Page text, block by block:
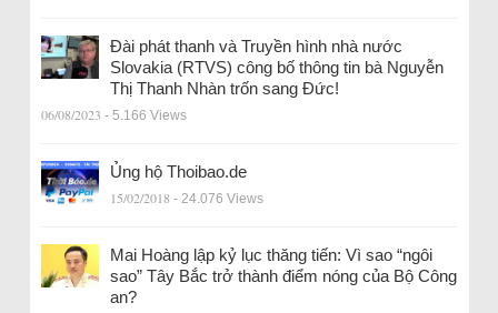
Đài phát thanh và Truyền hình nhà nước
Slovakia (RTVS) công bố thông tin bà Nguyễn
Thị Thanh Nhàn trốn sang Đức!
06/08/2023 - 5.166 Views
Ủng hộ Thoibao.de
15/02/2018 - 24.076 Views
Mai Hoàng lập kỷ lục thăng tiến: Vì sao “ngôi
sao” Tây Bắc trở thành điểm nóng của Bộ Công
an?